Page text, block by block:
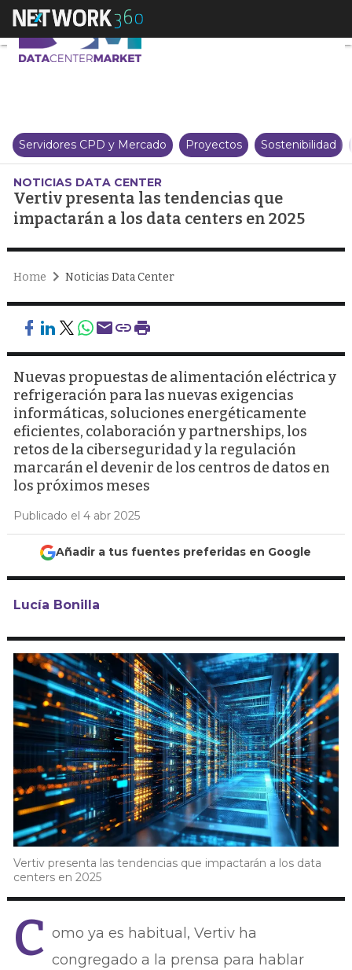
Vertiv presenta las tendencias
Servidores CPD y Mercado Proyectos Sostenibilidad
NOTICIAS DATA CENTER
Vertiv presenta las tendencias que
impactarán a los data centers en 2025
Home Noticias Data Center
Nuevas propuestas de alimentación eléctrica y
refrigeración para las nuevas exigencias
informáticas, soluciones energéticamente
eficientes, colaboración y partnerships, los
retos de la ciberseguridad y la regulación
marcarán el devenir de los centros de datos en
los próximos meses
Publicado el 4 abr 2025
Añadir a tus fuentes preferidas en Google
Lucía Bonilla
Vertiv presenta las tendencias que impactarán a los data
centers en 2025
C omo ya es habitual, Vertiv ha
congregado a la prensa para hablar